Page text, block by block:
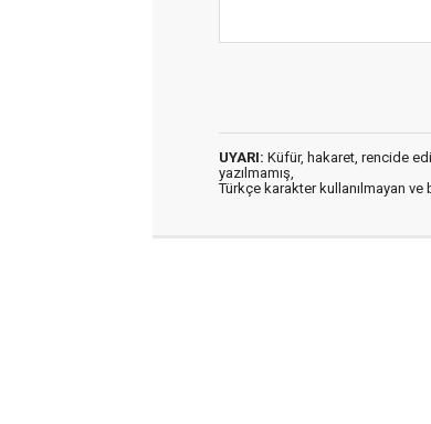
UYARI: Küfür, hakaret, rencide
yazılmamış,
Türkçe karakter kullanılmayan ve